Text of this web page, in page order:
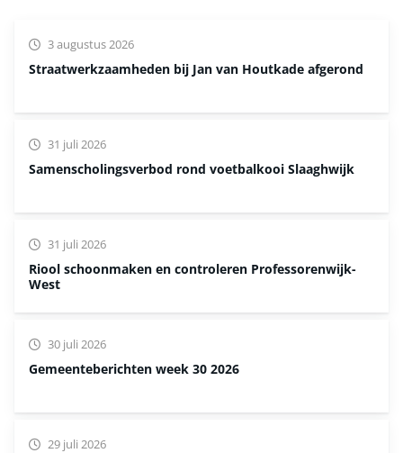
Straatwerkzaamheden bij Jan van Houtkade afgerond
3 augustus 2026
Samenscholingsverbod rond voetbalkooi Slaaghwijk
31 juli 2026
Riool schoonmaken en controleren Professorenwijk-
West
31 juli 2026
Gemeenteberichten week 30 2026
30 juli 2026
29 juli 2026